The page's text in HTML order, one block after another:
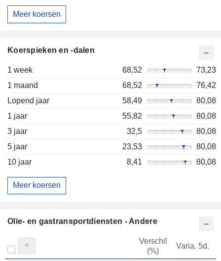
Meer koersen
Koerspieken en -dalen
1 week 68,52
73,23
1 maand
68,52
76,42
Lopend jaar
58,49
80,08
1 jaar
55,82
80,08
3 jaar
32,5
80,08
5 jaar
23,53
80,08
10 jaar
8,41 80,08
Meer koersen
Olie- en gastransportdiensten - Andere
Verschil
(%)
Varia. 5d.